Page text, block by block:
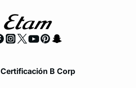
Certificación B Corp